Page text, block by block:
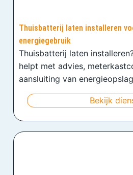
Thuisbatterij laten installeren
energiegebruik
Thuisbatterij laten
helpt met advies,
aansluiting van
Bekijk